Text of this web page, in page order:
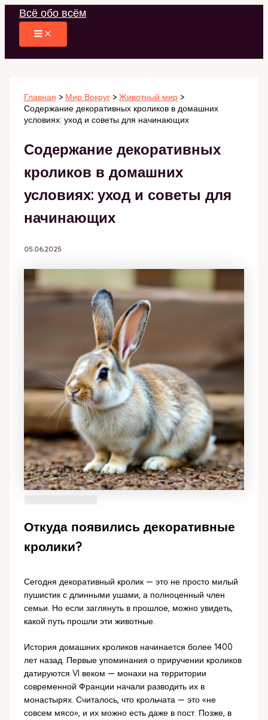
Перейти
содержимому
Всё обо всём
Главная Мир Вокруг
Животный мир
Содержание декоративных кроликов в домашних
условиях: уход и советы для начинающих
Содержание декоративных
кроликов в домашних
условиях: уход и советы для
начинающих
05.06.2025
Откуда появились декоративные
кролики?
Сегодня декоративный кролик — это не просто милый
пушистик с длинными ушами, а полноценный член
семьи. Но если заглянуть в прошлое, можно увидеть,
какой путь прошли эти животные.
История домашних кроликов начинается более 1400
лет назад. Первые упоминания о приручении кроликов
датируются VI веком — монахи на территории
современной Франции начали разводить их в
монастырях. Считалось, что крольчата — это «не
совсем мясо», и их можно есть даже в пост. Позже, в